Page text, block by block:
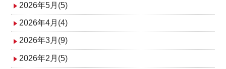
シ
ョ
ン
2026年5月(5)
2026年4月(4)
2026年3月(9)
2026年2月(5)